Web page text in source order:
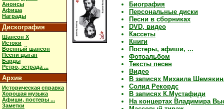
Анонсы
Афиша
Награды
Дискография
Шансон X
Истоки
Военный шансон
Песни цыган
Барды
Ретро, эстрада ...
Архив
Историческая справка
Хорошая музыка
Афиши, постеры ...
Заметки
Биография
Персональные диски
Песни в сборниках
DVD, видео
Кассеты
Книги
Постеры, афиши, ...
Фотоальбом
Тексты песен
Видео
В записях Михаила
Солид Рекордс
В записях К.Мустафиди
На концертах Владимира